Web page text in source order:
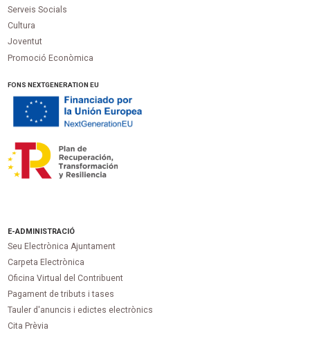
Serveis Socials
Cultura
Joventut
Promoció Econòmica
FONS NEXTGENERATION EU
E-ADMINISTRACIÓ
Seu Electrònica Ajuntament
Carpeta Electrònica
Oficina Virtual del Contribuent
Pagament de tributs i tases
Tauler d'anuncis i edictes electrònics
Cita Prèvia